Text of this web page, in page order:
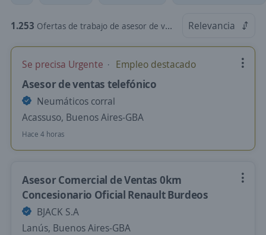
1.253 Ofertas de trabajo de asesor de ventas Relevancia
Se precisa Urgente Empleo destacado
Asesor de ventas telefónico
Neumáticos corral
Acassuso, Buenos Aires-GBA
Hace 4 horas
Asesor Comercial de Ventas 0km
Concesionario Oficial Renault Burdeos
BJACK S.A
Lanús, Buenos Aires-GBA